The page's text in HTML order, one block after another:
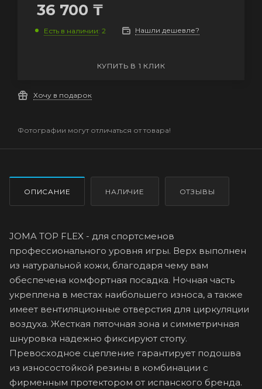
36 700 ₸
Есть в наличии: 2 Нашли дешевле?
КУПИТЬ В 1 КЛИК
Хочу в подарок
Фотографии могут отличаться от товара!
ОПИСАНИЕ НАЛИЧИЕ ОТЗЫВЫ
JOMA TOP FLEX - для спортсменов
профессионального уровня игры. Верх выполнен
из натуральной кожи, благодаря чему вам
обеспечена комфортная посадка. Ночная часть
укреплена в местах наибольшего износа, а также
имеет вентиляционные отверстия для циркуляции
воздуха. Жесткая пяточная зона и симметричная
шнуровка надежно фиксируют стопу.
Превосходное сцепление гарантирует подошва
из износостойкой резины в комбинации с
фирменным протектором от испанского бренда.